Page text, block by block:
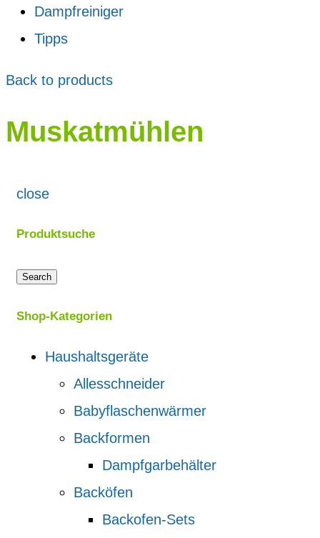
Dampfreiniger
Tipps
Back to products
Muskatmühlen
close
Produktsuche
Search
Shop-Kategorien
Haushaltsgeräte
Allesschneider
Babyflaschenwärmer
Backformen
Dampfgarbehälter
Backöfen
Backofen-Sets